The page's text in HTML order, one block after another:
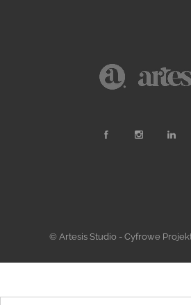
© Artesis Studio - Cyfrowe